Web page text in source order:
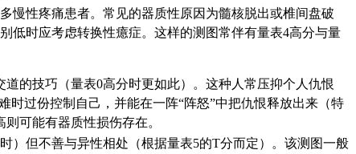
慢性疼痛患者。常见的器质性原因为髓核脱出或椎间盘破
低时应考虑转换性癔症。这样的测图常伴有量表4高分与量
的技巧（量表0高分时更如此）。这种人常压抑个人仇恨
时过份控制自己，并能在一阵“阵怒”中把仇恨释放出来（特
可能有器质性损伤存在。
）但不善与异性相处（根据量表5的T分而定）。该测图一般